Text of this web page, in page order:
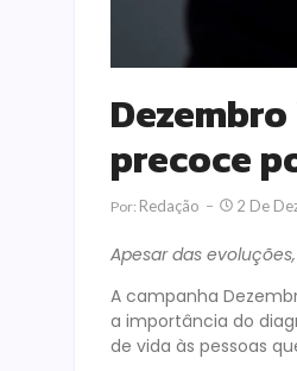
precoce
Por: Redação 2 De
Apesar das
A campanha
a importância do
de vida às pessoas